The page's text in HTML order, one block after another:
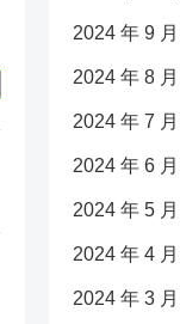
2024 年 9 月
2024 年 8 月
2024 年 7 月
2024 年 6 月
2024 年 5 月
2024 年 4 月
2024 年 3 月